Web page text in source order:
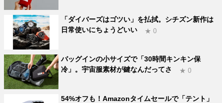
「ダイバーズはゴツい」を払拭。シチズン新作は
日常使いにちょうどいい
★ 0
バッグインの小サイズで「30時間キンキン保
冷」。宇宙服素材が鍵なんだってさ
★ 0
54%オフも！Amazonタイムセールで「テント」